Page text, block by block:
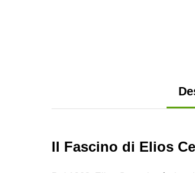
Il Fascino di Elios